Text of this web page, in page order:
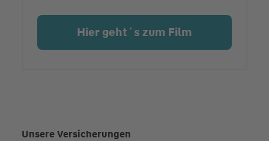
Hier geht´s zum Film
Unsere Versicherungen